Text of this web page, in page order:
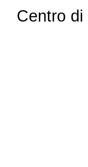
Centro di